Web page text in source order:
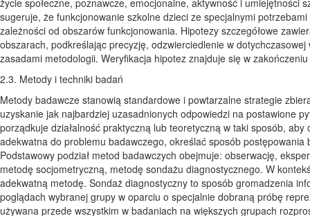
sugeruje, że funkcjonowanie szkolne dzieci ze specjalnymi
zależności od obszarów funkcjonowania. Hipotezy szczegółowe
obszarach, podkreślając precyzję, odzwierciedlenie w
zasadami metodologii. Weryfikacja hipotez znajduje się w
2.3. Metody i techniki badań
Metody badawcze stanowią standardowe i powtarzalne strategie
uzyskanie jak najbardziej uzasadnionych odpowiedzi na postawione
porządkuje działalność praktyczną lub teoretyczną w taki sposób,
adekwatna do problemu badawczego, określać sposób
Podstawowy podział metod badawczych obejmuje: obserwację,
metodę socjometryczną, metodę sondażu diagnostycznego. W
adekwatną metodę. Sondaż diagnostyczny to sposób gromadzenia
poglądach wybranej grupy w oparciu o specjalnie dobraną próbę
używana przede wszystkim w badaniach na większych grupach